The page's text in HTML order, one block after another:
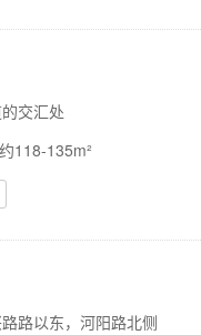
交汇处
118-135m²
路以东，河阳路北侧